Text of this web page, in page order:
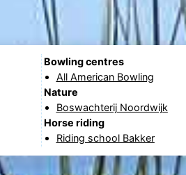
Bowling centres
All American Bowling
Nature
Boswachterij Noordwijk
Horse riding
Riding school Bakker